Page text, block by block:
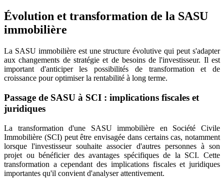
Évolution et transformation de la SASU
immobilière
La SASU immobilière est une structure évolutive qui peut s'adapter
aux changements de stratégie et de besoins de l'investisseur. Il est
important d'anticiper les possibilités de transformation et de
croissance pour optimiser la rentabilité à long terme.
Passage de SASU à SCI : implications fiscales et
juridiques
La transformation d'une SASU immobilière en Société Civile
Immobilière (SCI) peut être envisagée dans certains cas, notamment
lorsque l'investisseur souhaite associer d'autres personnes à son
projet ou bénéficier des avantages spécifiques de la SCI. Cette
transformation a cependant des implications fiscales et juridiques
importantes qu'il convient d'analyser attentivement.